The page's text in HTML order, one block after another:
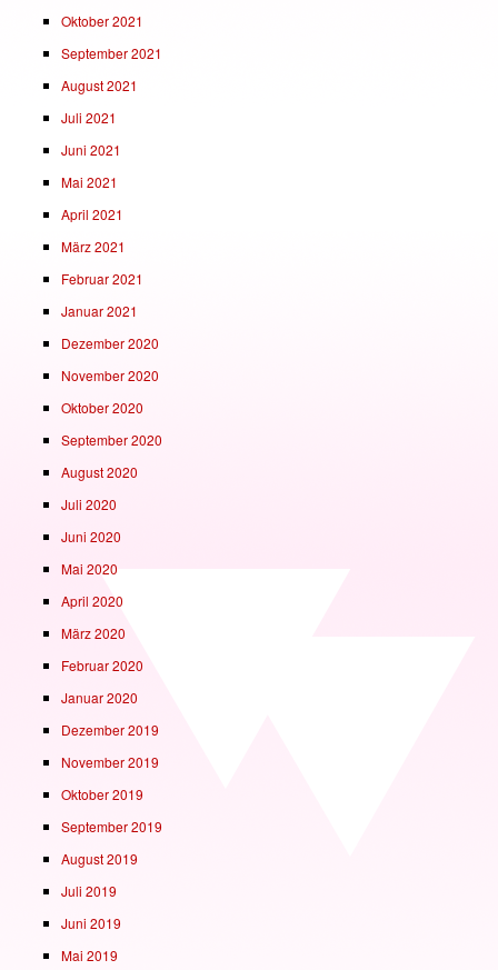
Oktober 2021
September 2021
August 2021
Juli 2021
Juni 2021
Mai 2021
April 2021
März 2021
Februar 2021
Januar 2021
Dezember 2020
November 2020
Oktober 2020
September 2020
August 2020
Juli 2020
Juni 2020
Mai 2020
April 2020
März 2020
Februar 2020
Januar 2020
Dezember 2019
November 2019
Oktober 2019
September 2019
August 2019
Juli 2019
Juni 2019
Mai 2019